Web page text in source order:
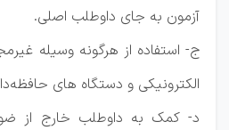
آزمون به جای داوطلب اصلی.
ج- استفاده از هرگونه وسیله
الکترونیکی و دستگاه های
د- کمک به داوطلب خارج از